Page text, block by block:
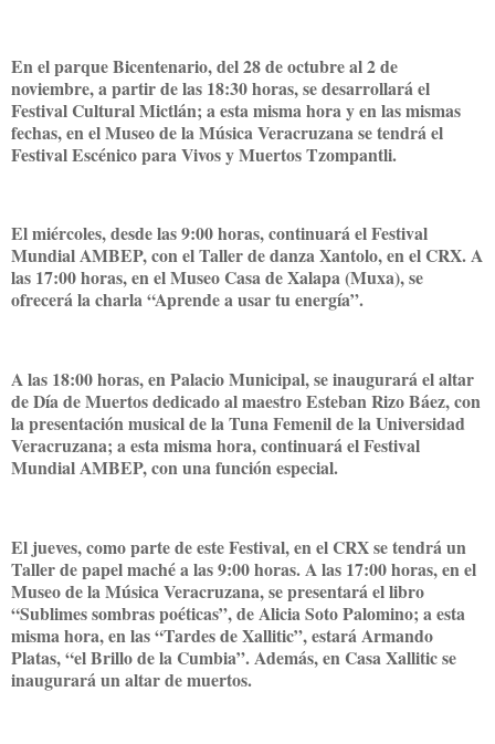
En el parque Bicentenario, del 28 de octubre al 2 de
noviembre, a partir de las 18:30 horas, se desarrollará el
Festival Cultural Mictlán; a esta misma hora y en las mismas
fechas, en el Museo de la Música Veracruzana se tendrá el
Festival Escénico para Vivos y Muertos Tzompantli.
El miércoles, desde las 9:00 horas, continuará el Festival
Mundial AMBEP, con el Taller de danza Xantolo, en el CRX. A
las 17:00 horas, en el Museo Casa de Xalapa (Muxa), se
ofrecerá la charla “Aprende a usar tu energía”.
A las 18:00 horas, en Palacio Municipal, se inaugurará el altar
de Día de Muertos dedicado al maestro Esteban Rizo Báez, con
la presentación musical de la Tuna Femenil de la Universidad
Veracruzana; a esta misma hora, continuará el Festival
Mundial AMBEP, con una función especial.
El jueves, como parte de este Festival, en el CRX se tendrá un
Taller de papel maché a las 9:00 horas. A las 17:00 horas, en el
Museo de la Música Veracruzana, se presentará el libro
“Sublimes sombras poéticas”, de Alicia Soto Palomino; a esta
misma hora, en las “Tardes de Xallitic”, estará Armando
Platas, “el Brillo de la Cumbia”. Además, en Casa Xallitic se
inaugurará un altar de muertos.